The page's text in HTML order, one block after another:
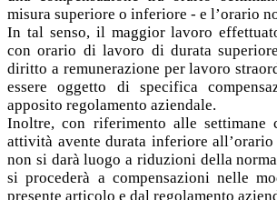
misura superiore o inferiore - e l’orario
In tal senso, il maggior lavoro
con orario di lavoro di durata
diritto a remunerazione per lavoro
essere oggetto di specifica
apposito regolamento aziendale.
Inoltre, con riferimento alle settimane
attività avente durata inferiore
non si darà luogo a riduzioni della
si procederà a compensazioni nelle
presente articolo e dal regolamento